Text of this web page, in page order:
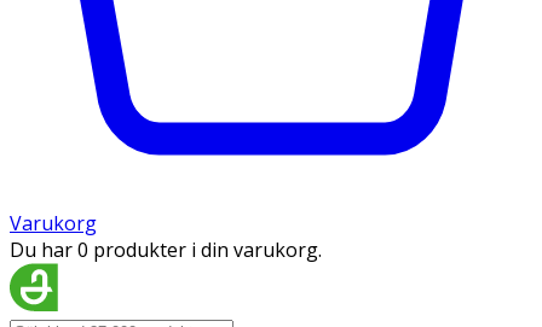
Varukorg
Du har 0 produkter i din varukorg.